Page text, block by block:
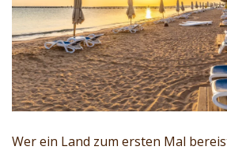
Wer ein Land zum ersten Mal